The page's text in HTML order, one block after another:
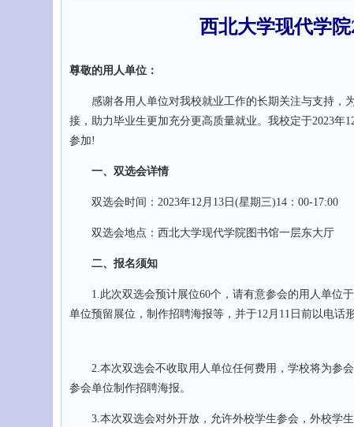
西北大学现代学
尊敬的用人单位：
感谢各用人单位对我校就业工作的长期关注与支持，
接，助力毕业生更加充分更高质量就业。我校定于2023年
参加!
一、双选会详情
双选会时间：2023年12月13日(星期三)14：00-17:00
双选会地点：西北大学现代学院图书馆一层东大厅
二、报名须知
1.此次双选会预计展位60个，请有意参会的用人单位于
单位预留展位，制作招聘海报等，并于12月11日前以电话
2.本次双选会不收取用人单位任何费用，学校将为参会
参会单位制作招聘海报。
3.本次双选会对外开放，允许外校学生参会，外校学生